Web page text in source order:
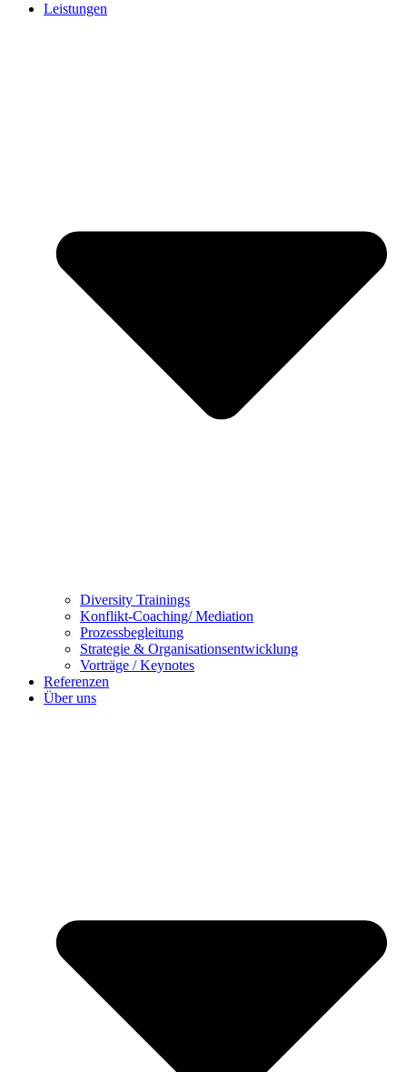
Leistungen
Diversity Trainings
Konflikt-Coaching/ Mediation
Prozessbegleitung
Strategie & Organisationsentwicklung
Vorträge / Keynotes
Referenzen
Über uns